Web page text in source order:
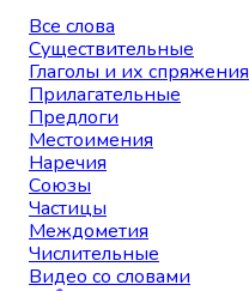
Все слова
Существительные
Глаголы и их спряжения
Прилагательные
Предлоги
Местоимения
Наречия
Союзы
Частицы
Междометия
Числительные
Видео со словами